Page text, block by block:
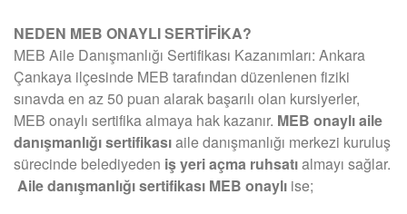
NEDEN MEB ONAYLI SERTİFİKA?
MEB Aile Danışmanlığı Sertifikası Kazanımları: Ankara
Çankaya ilçesinde MEB tarafından düzenlenen fiziki
sınavda en az 50 puan alarak başarılı olan kursiyerler,
MEB onaylı sertifika almaya hak kazanır. MEB onaylı aile
danışmanlığı sertifikasıaile danışmanlığı merkezi kuruluş
sürecinde belediyeden iş yeri açma ruhsatıalmayı sağlar.
Aile danışmanlığı sertifikası MEB onaylı ise;